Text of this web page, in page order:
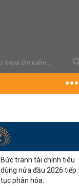
Bức tranh tài chính tiêu
dùng nửa đầu 2026 tiếp
tục phân hóa: